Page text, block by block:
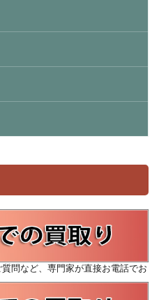
問など、専門家が直接お電話でお